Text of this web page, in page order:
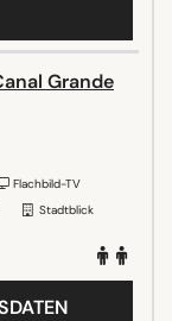
Grande
Flachbild-TV
Stadtblick